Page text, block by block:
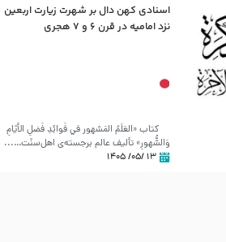
اسنادی کهن دال بر شهرت زیارت اربعین
نزد امامیه در قرن ۶ و ۷ هجری
کتاب «العَلَمُ المَشهور في فَوائِدِ فَضلِ الأيّامِ
وَالشُّهورِ» تألیف عالم برجسته‌ی اهل‌سنّت…...
۱۳ /۰۵/ ۱۴۰۵
30 صفر المظفر
شهادت حضرت علی بن موسی الرضا (علیه السلام) در روز
آخـر صفر سـال 203 هـ .ق. هشـتمین اختر تابناک امامت